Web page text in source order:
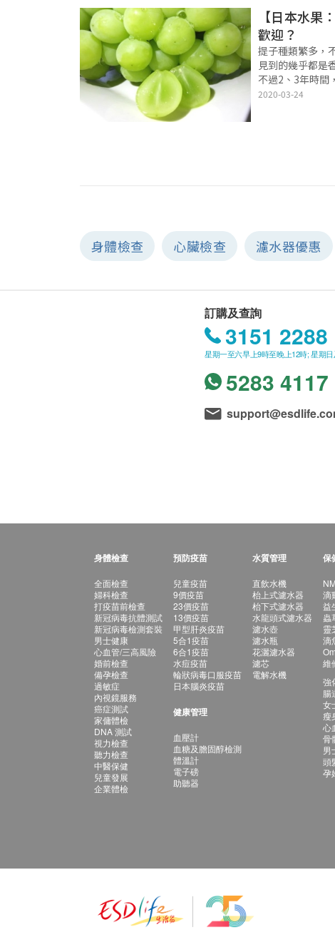
「修【日本水果
歡迎？
提子種類繁多，
見到的幾乎都是
不過2、3年時間
原因喺邊？ 快捷
2020-03-24
身體檢查 心臟檢查 濾水器優惠
訂購及查詢
3151 2288
星期一至六早上9時至晚上12時; 星期
5283 4117
身體檢查
全面檢查
婦科檢查
打疫苗前檢查
新冠病毒抗體測試
新冠病毒檢測套裝
男士健康
心血管/三高風險
婚前檢查
備孕檢查
過敏症
內視鏡服務
癌症測試
家傭體檢
DNA 測試
視力檢查
聽力檢查
中醫保健
兒童發展
企業體檢
預防疫苗
兒童疫苗
9價疫苗
23價疫苗
13價疫苗
甲型肝炎疫苗
5合1疫苗
6合1疫苗
水痘疫苗
輪狀病毒口服疫苗
日本腦炎疫苗
健康管理
血壓計
血糖及膽固醇檢測
體溫計
電子磅
助聽器
水質管理
直飲水機
枱上式濾水器
枱下式濾水器
水龍頭式濾水器
濾水壺
濾水瓶
花灑濾水器
濾芯
電解水機
保
滴
益
蟲
靈
滴
維
強
腸
女
瘦
心
骨
男
頭
孕